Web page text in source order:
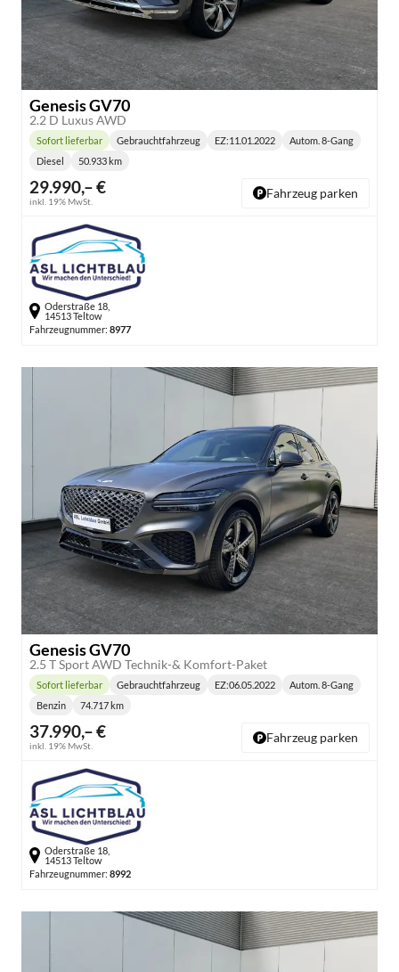
Genesis GV70
2.2 D Luxus AWD
29.990,– €
inkl. 19% MwSt.
Lieferzeit:
Sofort lieferbar Gebrauchtfahrzeug EZ:11.01.2022
Getriebe:
Autom. 8-Gang
Kraftstoff:
Diesel
Kilometerstand:
50.933 km
Fahrzeug parken
Oderstraße 18,
14513 Teltow
Fahrzeugnummer: 8977
Genesis GV70
2.5 T Sport AWD Technik-& Komfort-Paket
37.990,– €
inkl. 19% MwSt.
Lieferzeit:
Sofort lieferbar Gebrauchtfahrzeug EZ:06.05.2022
Getriebe:
Autom. 8-Gang
Kraftstoff:
Benzin
Kilometerstand:
74.717 km
Fahrzeug parken
Oderstraße 18,
14513 Teltow
Fahrzeugnummer: 8992